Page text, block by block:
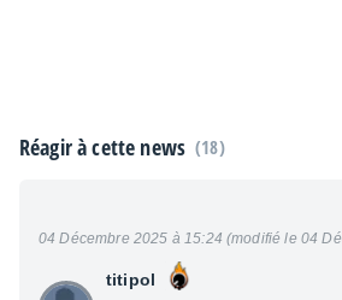
Réagir à cette news (18)
titipol
04 Décembre 2025 à 15:24 (modifié le 04